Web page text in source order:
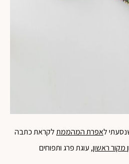
לאפרת המהממתלקראת כתבה
מקור ראשון, עוגת פרג ותפוחים